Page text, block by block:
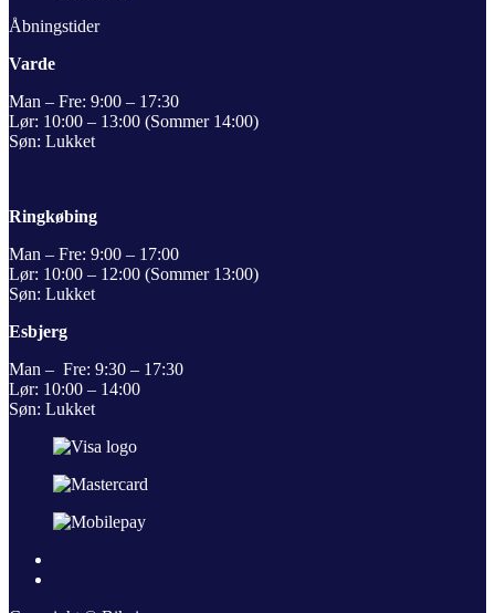
Åbningstider
Varde
Man – Fre: 9:00 – 17:30
Lør: 10:00 – 13:00 (Sommer 14:00)
Søn: Lukket
Ringkøbing
Man – Fre: 9:00 – 17:00
Lør: 10:00 – 12:00 (Sommer 13:00)
Søn: Lukket
Esbjerg
Man – Fre: 9:30 – 17:30
Lør: 10:00 – 14:00
Søn: Lukket